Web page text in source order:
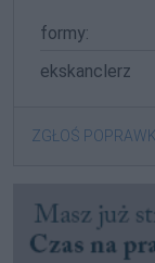
formy:
ekskanclerz
ZGŁOŚ